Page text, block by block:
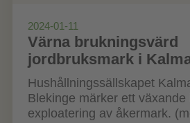
2024-01-11
Värna brukningsvärd
jordbruksmark i
Hushållningssällskapet
Blekinge märker ett växande
exploatering av åkermark.